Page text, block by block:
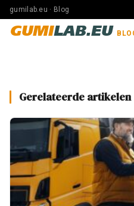
gumilab.eu · Blog
GUMILAB.EU
Gerelateerde artikelen